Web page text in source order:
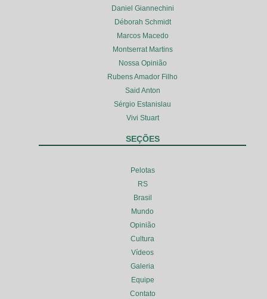
Daniel Giannechini
Déborah Schmidt
Marcos Macedo
Montserrat Martins
Nossa Opinião
Rubens Amador Filho
Said Anton
Sérgio Estanislau
Vivi Stuart
SEÇÕES
Pelotas
RS
Brasil
Mundo
Opinião
Cultura
Vídeos
Galeria
Equipe
Contato